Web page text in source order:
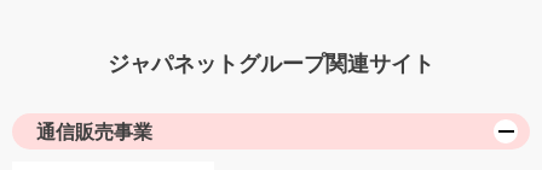
ジャパネットグループ関連サイト
通信販売事業